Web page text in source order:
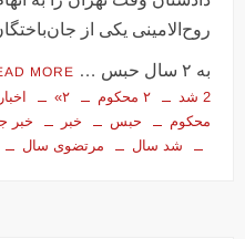
روح‌الامینی یکی از
به ۲ سال حبس … MORE
2 شد ۲ محکوم ۲» اخبار
محکوم
حبس خبر خبر
شد سال
مرتضوی سال